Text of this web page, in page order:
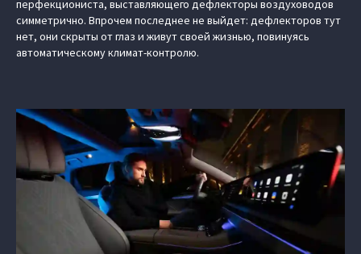
перфекциониста, выставляющего дефлекторы воздуховодов
симметрично. Впрочем последнее не выйдет: дефлекторов тут
нет, они скрыты от глаз и живут своей жизнью, повинуясь
автоматическому климат-контролю.